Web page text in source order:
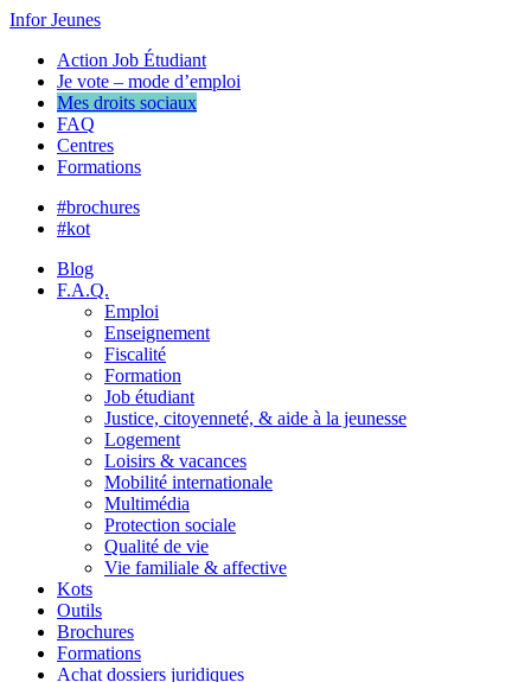
Infor Jeunes
Action Job Étudiant
Je vote – mode d’emploi
Mes droits sociaux
FAQ
Centres
Formations
#brochures
#kot
Blog
F.A.Q.
Emploi
Enseignement
Fiscalité
Formation
Job étudiant
Justice, citoyenneté, & aide à la jeunesse
Logement
Loisirs & vacances
Mobilité internationale
Multimédia
Protection sociale
Qualité de vie
Vie familiale & affective
Kots
Outils
Brochures
Formations
Achat dossiers juridiques